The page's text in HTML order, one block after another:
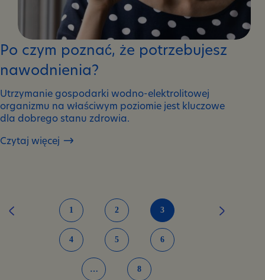
Po czym poznać, że potrzebujesz
nawodnienia?
Utrzymanie gospodarki wodno-elektrolitowej
organizmu na właściwym poziomie jest kluczowe
dla dobrego stanu zdrowia.
Czytaj więcej
Po
nawodnienia?
1 2 3
4 5 6
… 8